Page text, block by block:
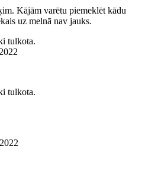
Kājām varētu piemeklēt kādu
uz melnā nav jauks.
tulkota.
tulkota.